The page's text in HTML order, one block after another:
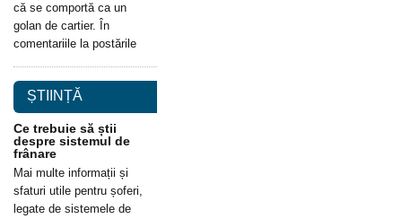
că se comportă ca un
golan de cartier. În
comentariile la postările
ȘTIINȚĂ
Ce trebuie să știi
despre sistemul de
frânare
Mai multe informații și
sfaturi utile pentru șoferi,
legate de sistemele de